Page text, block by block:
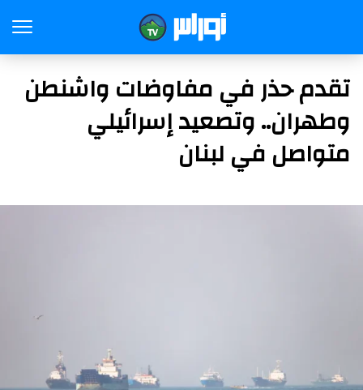
تقدم حذر في مفاوضات واشنطن
وطهران.. وتصعيد إسرائيلي
متواصل في لبنان